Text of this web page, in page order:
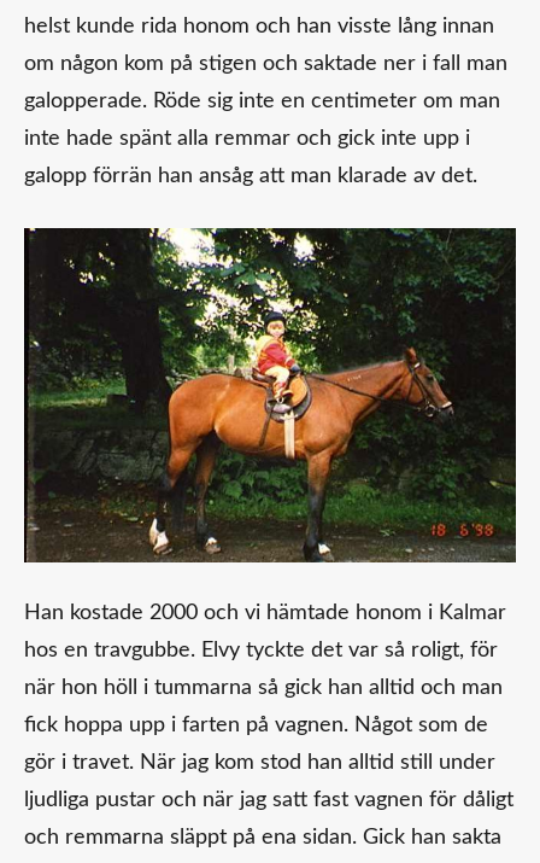
helst kunde rida honom och han visste lång innan
om någon kom på stigen och saktade ner i fall man
galopperade. Röde sig inte en centimeter om man
inte hade spänt alla remmar och gick inte upp i
galopp förrän han ansåg att man klarade av det.
Han kostade 2000 och vi hämtade honom i Kalmar
hos en travgubbe. Elvy tyckte det var så roligt, för
när hon höll i tummarna så gick han alltid och man
fick hoppa upp i farten på vagnen. Något som de
gör i travet. När jag kom stod han alltid still under
ljudliga pustar och när jag satt fast vagnen för dåligt
och remmarna släppt på ena sidan. Gick han sakta